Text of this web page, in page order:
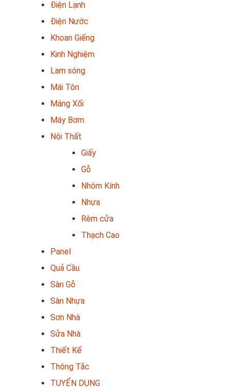
Điện Lạnh
Điện Nước
Khoan Giếng
Kinh Nghiệm
Lam sóng
Mái Tôn
Máng Xối
Máy Bơm
Nội Thất
Giấy
Gỗ
Nhôm Kính
Nhựa
Rèm cửa
Thạch Cao
Panel
Quả Cầu
Sàn Gỗ
Sàn Nhựa
Sơn Nhà
Sửa Nhà
Thiết Kế
Thông Tắc
TUYỂN DỤNG